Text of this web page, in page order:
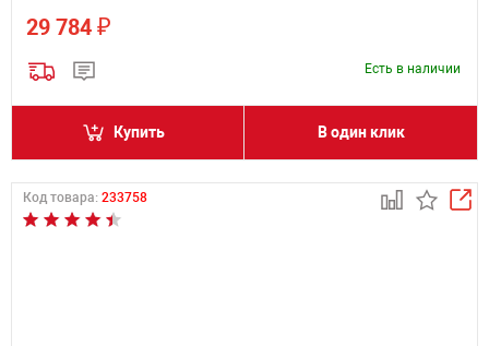
29 784 ₽
Есть в наличии
Купить В один клик
Код товара: 233758